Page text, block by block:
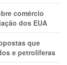
comércio
dos EUA
que
e petrolíferas